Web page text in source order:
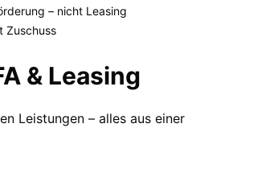
– nicht Leasing
Zuschuss
& Leasing
Leistungen – alles aus einer